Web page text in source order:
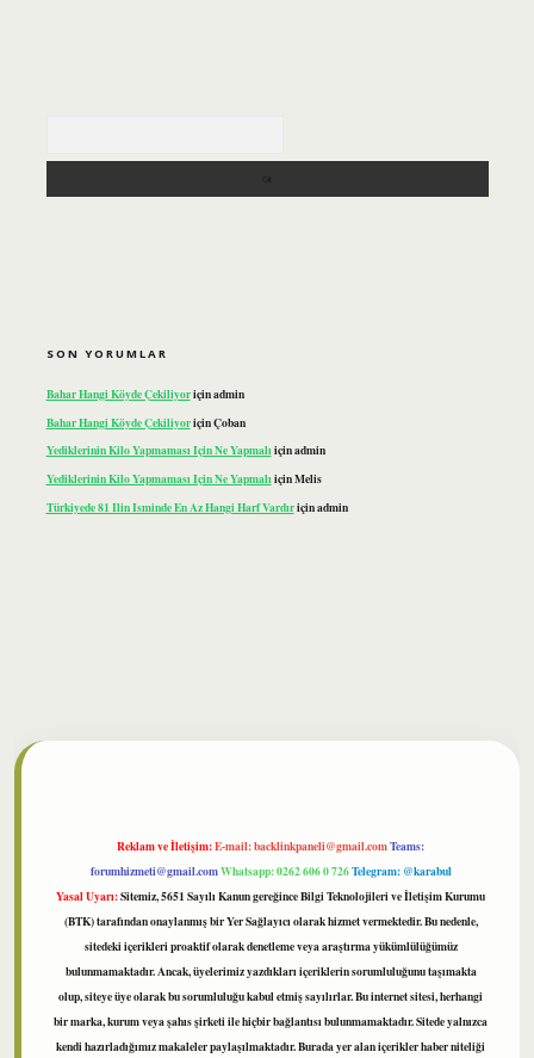
SON YORUMLAR
Bahar Hangi Köyde Çekiliyoriçinadmin
Bahar Hangi Köyde ÇekiliyoriçinÇoban
Yediklerinin Kilo Yapmaması Için Ne Yapmalıiçinadmin
Yediklerinin Kilo Yapmaması Için Ne YapmalıiçinMelis
Türkiyede 81 Ilin Isminde En Az Hangi Harf Vardıriçinadmin
Reklam ve İletişim:E-mail:backlinkpaneli@gmail.comTeams:
forumhizmeti@gmail.comWhatsapp: 0262 606 0 726Telegram: @karabul
Yasal Uyarı:Sitemiz, 5651 Sayılı Kanun gereğince Bilgi Teknolojileri ve İletişim Kurumu
(BTK) tarafından onaylanmış bir Yer Sağlayıcı olarak hizmet vermektedir. Bu nedenle,
sitedeki içerikleri proaktif olarak denetleme veya araştırma yükümlülüğümüz
bulunmamaktadır. Ancak, üyelerimiz yazdıkları içeriklerin sorumluluğunu taşımakta
olup, siteye üye olarak bu sorumluluğu kabul etmiş sayılırlar. Bu internet sitesi, herhangi
bir marka, kurum veya şahıs şirketi ile hiçbir bağlantısı bulunmamaktadır. Sitede yalnızca
kendi hazırladığımız makaleler paylaşılmaktadır. Burada yer alan içerikler haber niteliği